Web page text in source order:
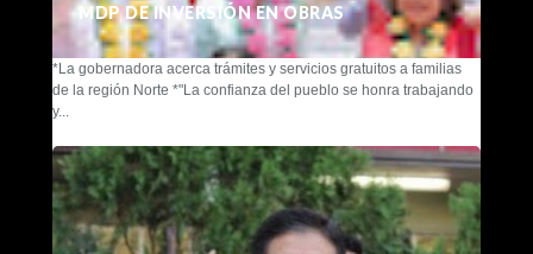
MDP DE INVERSIÓN EN OBRAS
*La gobernadora acerca trámites y servicios gratuitos a familias
de la región Norte *"La confianza del pueblo se honra trabajando
y...